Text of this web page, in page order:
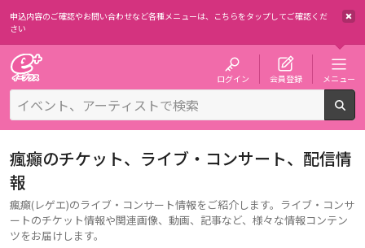
申込内容のご確認やお問い合わせなど各種メニューは、 こちらをタップしてご確認くだ
さい
ログイン 会員登録 メニュー
瘋癲のチケット、ライブ・コンサート、配信情
報
瘋癲(レゲエ)のライブ・コンサート情報をご紹介します。ライブ・コンサ
ートのチケット情報や関連画像、動画、記事など、様々な情報コンテン
ツをお届けします。